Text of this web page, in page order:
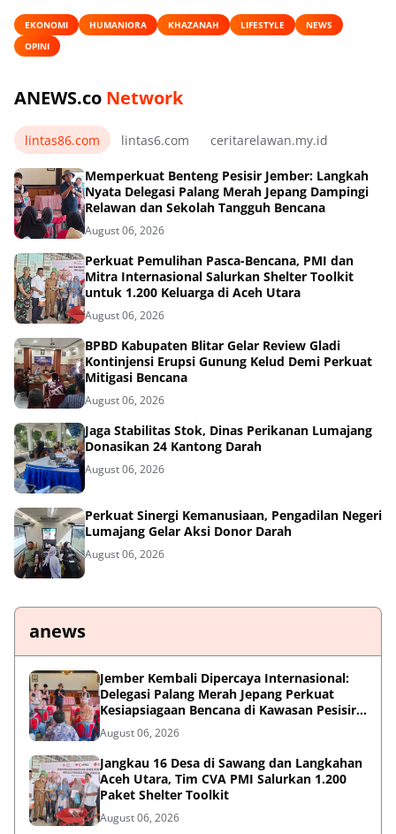
EKONOMI HUMANIORA KHAZANAH LIFESTYLE
NEWS
OPINI
ANEWS.co Network
lintas86.com lintas6.com ceritarelawan.my.id
Memperkuat Benteng Pesisir Jember: Langkah
Nyata Delegasi Palang Merah Jepang Dampingi
Relawan dan Sekolah Tangguh Bencana
August 06, 2026
Perkuat Pemulihan Pasca-Bencana, PMI dan
Mitra Internasional Salurkan Shelter Toolkit
untuk 1.200 Keluarga di Aceh Utara
August 06, 2026
BPBD Kabupaten Blitar Gelar Review Gladi
Kontinjensi Erupsi Gunung Kelud Demi Perkuat
Mitigasi Bencana
August 06, 2026
Jaga Stabilitas Stok, Dinas Perikanan Lumajang
Donasikan 24 Kantong Darah
August 06, 2026
Perkuat Sinergi Kemanusiaan, Pengadilan Negeri
Lumajang Gelar Aksi Donor Darah
August 06, 2026
anews
Jember Kembali Dipercaya Internasional:
Delegasi Palang Merah Jepang Perkuat
Kesiapsiagaan Bencana di Kawasan Pesisir
dan Sekolah
August 06, 2026
Jangkau 16 Desa di Sawang dan Langkahan
Aceh Utara, Tim CVA PMI Salurkan 1.200
Paket Shelter Toolkit
August 06, 2026